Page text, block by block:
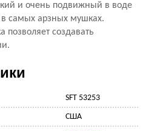
и очень подвижный в воде
самых арзных мушках.
позволяет создавать
SFT 53253
CША